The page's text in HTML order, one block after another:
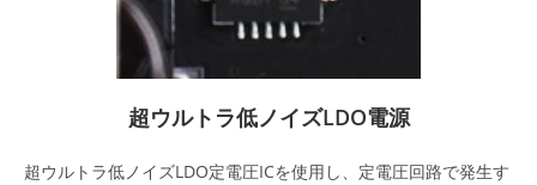
超ウルトラ低ノイズLDO電源
超ウルトラ低ノイズLDO定電圧ICを使用し、定電圧回路で発生す